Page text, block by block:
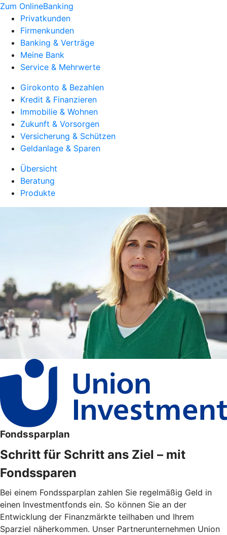
Zum OnlineBanking
Privatkunden
Firmenkunden
Banking & Verträge
Meine Bank
Service & Mehrwerte
Girokonto & Bezahlen
Kredit & Finanzieren
Immobilie & Wohnen
Zukunft & Vorsorgen
Versicherung & Schützen
Geldanlage & Sparen
Übersicht
Beratung
Produkte
Fondssparplan
Schritt für Schritt ans Ziel – mit
Fondssparen
Bei einem Fondssparplan zahlen Sie regelmäßig Geld in
einen Investmentfonds ein. So können Sie an der
Entwicklung der Finanzmärkte teilhaben und Ihrem
Sparziel näherkommen. Unser Partnerunternehmen Union